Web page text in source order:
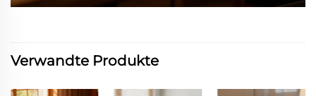
Verwandte Produkte